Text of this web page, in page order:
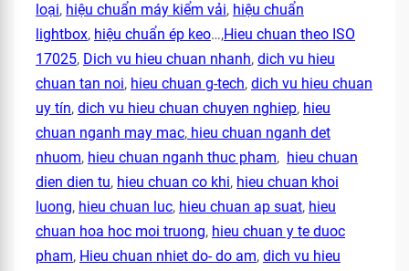
loại, hiệu chuẩn máy kiểm vải, hiệu chuẩn
lightbox, hiệu chuẩn ép keo…,Hieu chuan theo ISO
17025, Dich vu hieu chuan nhanh, dich vu hieu
chuan tan noi, hieu chuan g-tech, dich vu hieu chuan
uy tín, dich vu hieu chuan chuyen nghiep, hieu
chuan nganh may mac, hieu chuan nganh det
nhuom, hieu chuan nganh thuc pham, hieu chuan
dien dien tu, hieu chuan co khi, hieu chuan khoi
luong, hieu chuan luc, hieu chuan ap suat, hieu
chuan hoa hoc moi truong, hieu chuan y te duoc
pham, Hieu chuan nhiet do- do am, dich vu hieu